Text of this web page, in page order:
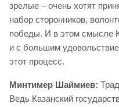
зрелые – очень хотят
набор сторонников,
победы. И в этом смысле
и с большим
этот процесс.
Минтимер Шаймиев:
Ведь Казанский